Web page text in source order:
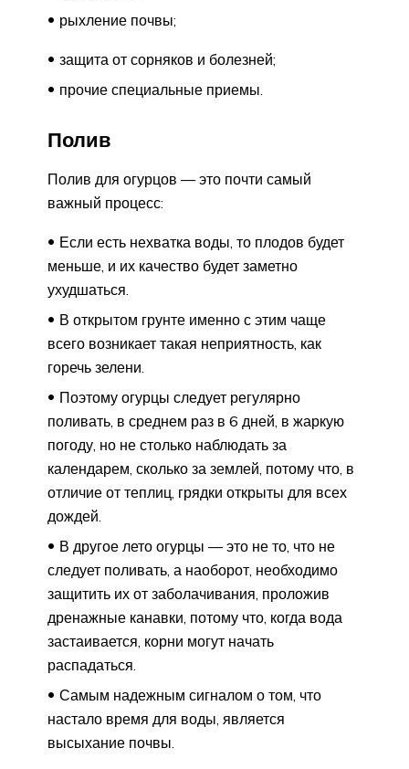
рыхление почвы;
защита от сорняков и болезней;
прочие специальные приемы.
Полив
Полив для огурцов — это почти самый
важный процесс:
Если есть нехватка воды, то плодов будет
меньше, и их качество будет заметно
ухудшаться.
В открытом грунте именно с этим чаще
всего возникает такая неприятность, как
горечь зелени.
Поэтому огурцы следует регулярно
поливать, в среднем раз в 6 дней, в жаркую
погоду, но не столько наблюдать за
календарем, сколько за землей, потому что, в
отличие от теплиц, грядки открыты для всех
дождей.
В другое лето огурцы — это не то, что не
следует поливать, а наоборот, необходимо
защитить их от заболачивания, проложив
дренажные канавки, потому что, когда вода
застаивается, корни могут начать
распадаться.
Самым надежным сигналом о том, что
настало время для воды, является
высыхание почвы.